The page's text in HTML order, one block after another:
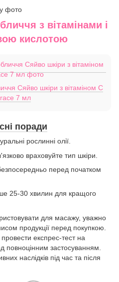
з вітамінами і
кислотою
Сяйво шкіри з вітаміном С
7 мл
поради
рослинні олії.
враховуйте тип шкіри.
перед початком
25-30 хвилин для кращого
для масажу, уважно
продукції перед покупкою.
експрес-тест на
повноцінним застосуванням.
наслідків під час та після